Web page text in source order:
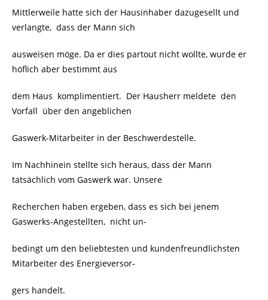
Mittlerweile hatte sich der Hausinhaber dazugesellt und
verlangte, dass der Mann sich
ausweisen möge. Da er dies partout nicht wollte, wurde er
höflich aber bestimmt aus
dem Haus komplimentiert. Der Hausherr meldete den
Vorfall über den angeblichen
Gaswerk-Mitarbeiter in der Beschwerdestelle.
Im Nachhinein stellte sich heraus, dass der Mann
tatsächlich vom Gaswerk war. Unsere
Recherchen haben ergeben, dass es sich bei jenem
Gaswerks-Angestellten, nicht un-
bedingt um den beliebtesten und kundenfreundlichsten
Mitarbeiter des Energieversor-
gers handelt.